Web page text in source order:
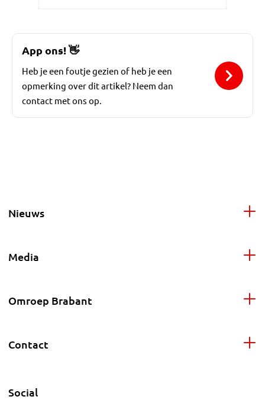
App ons!👋
Heb je een foutje gezien of heb je een
opmerking over dit artikel? Neem dan
contact met ons op.
Nieuws
Media
Omroep Brabant
Contact
Social